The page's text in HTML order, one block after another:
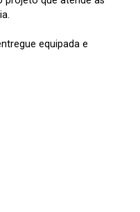
equipada e